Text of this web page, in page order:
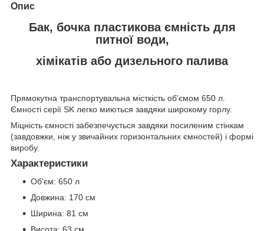
Опис
Бак, бочка пластикова ємність для
питної води,
хімікатів або дизельного палива
Прямокутна транспортувальна місткість об'ємом 650 л.
Ємності серії SK легко миються завдяки широкому горлу.
Міцність ємності забезпечується завдяки посиленим стінкам
(завдовжки, ніж у звичайних горизонтальних ємностей) і формі
виробу.
Характеристики
Об'єм: 650 л
Довжина: 170 см
Ширина: 81 см